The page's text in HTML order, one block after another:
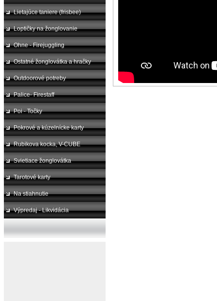
Lietajúce taniere (frisbee)
Loptičky na žonglovanie
Ohne - Firejuggling
Ostatné žonglovátka a hračky
Outdoorové potreby
Palice- Firestaff
Poi - Točky
Pokrové a kúzelnícke karty
Rubikova kocka, V-CUBE
Svietiace žonglovátka
Tarotové karty
Na stiahnutie
Výpredaj - Likvidácia